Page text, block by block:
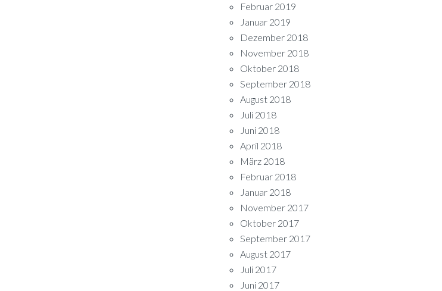
Februar 2019
Januar 2019
Dezember 2018
November 2018
Oktober 2018
September 2018
August 2018
Juli 2018
Juni 2018
April 2018
März 2018
Februar 2018
Januar 2018
November 2017
Oktober 2017
September 2017
August 2017
Juli 2017
Juni 2017